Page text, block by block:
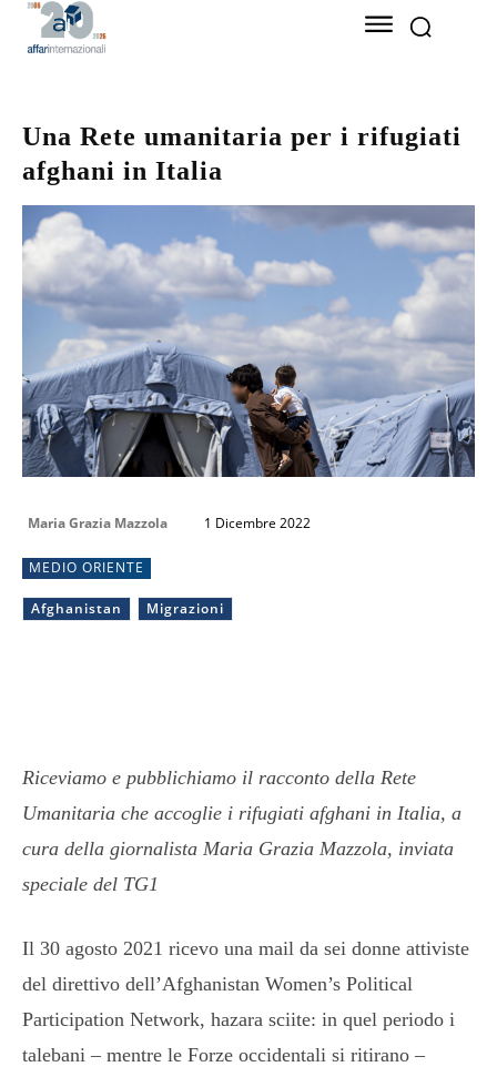
Una Rete umanitaria per i rifugiati
afghani in Italia
Maria Grazia Mazzola 1 Dicembre 2022
MEDIO ORIENTE
Afghanistan Migrazioni
Riceviamo e pubblichiamo il racconto della Rete
Umanitaria che accoglie i rifugiati afghani in Italia, a
cura della giornalista Maria Grazia Mazzola, inviata
speciale del TG1
Il 30 agosto 2021 ricevo una mail da sei donne attiviste
del direttivo dell’Afghanistan Women’s Political
Participation Network, hazara sciite: in quel periodo i
talebani – mentre le Forze occidentali si ritirano –